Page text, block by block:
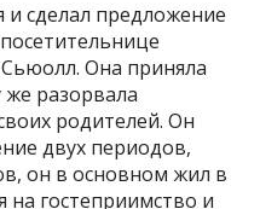
и сделал предложение
Она приняла
же разорвала
родителей. Он
двух периодов,
он в основном жил в
гостеприимство и